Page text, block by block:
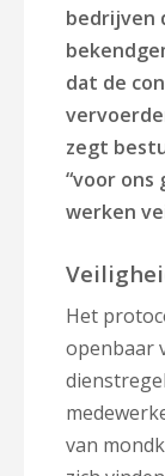
bedrijven
dat de
zegt
“voor ons
werken
Het
openbaar
van